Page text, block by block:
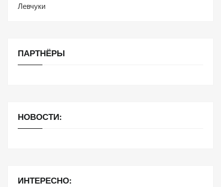
Левчуки
ПАРТНЁРЫ
НОВОСТИ:
ИНТЕРЕСНО: